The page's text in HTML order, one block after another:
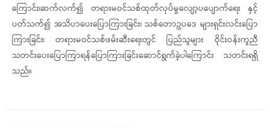
ကြောင်း၊ဆက်လက်၍ တရားမဝင်သစ်ထုတ်လုပ်မှုလျော့ပပျောက်ရေး နှင့်
ပတ်သက်၍ အသိပာပေးပြောကြားခြင်း၊ သစ်တောဥပဒေ များရှင်းလင်းပြော
ကြားခြင်း၊ တရားမဝင်သစ်ဖမ်းဆီးရေးတွင် ပြည်သူများ ဝိုင်းဝန်းကူညီ
သတင်းပေးပြောကြာရန်ပြောကြားခြင်းဆောင်ရွက်ခဲ့ပါကြောင်း သတင်းရရှိ
သည်။